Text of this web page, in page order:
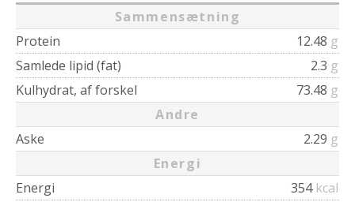
Sammensætning
Protein
12.48 g
Samlede lipid (fat)
2.3 g
Kulhydrat, af forskel
73.48 g
Andre
Aske
2.29 g
Energi
Energi
354 kcal